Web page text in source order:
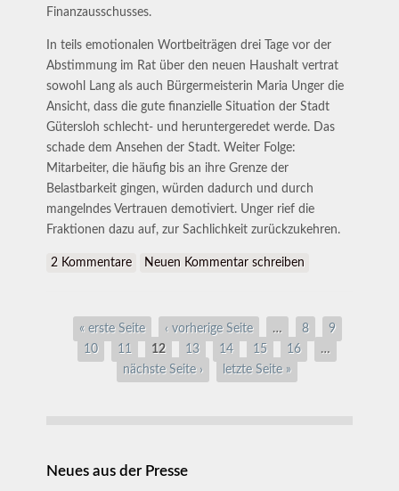
Finanzausschusses.
In teils emotionalen Wortbeiträgen drei Tage vor der
Abstimmung im Rat über den neuen Haushalt vertrat
sowohl Lang als auch Bürgermeisterin Maria Unger die
Ansicht, dass die gute finanzielle Situation der Stadt
Gütersloh schlecht- und heruntergeredet werde. Das
schade dem Ansehen der Stadt. Weiter Folge:
Mitarbeiter, die häufig bis an ihre Grenze der
Belastbarkeit gingen, würden dadurch und durch
mangelndes Vertrauen demotiviert. Unger rief die
Fraktionen dazu auf, zur Sachlichkeit zurückzukehren.
2 Kommentare Neuen Kommentar schreiben
Seiten« erste Seite ‹ vorherige Seite … 8
9
10
11 12 13 14 15 16
…
nächste Seite ›
letzte Seite »
Neues aus der Presse